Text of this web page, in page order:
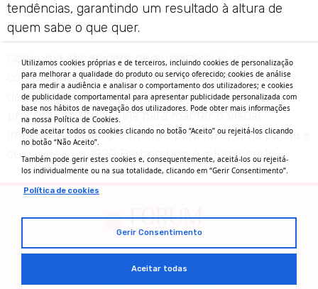
tendências, garantindo um resultado à altura de
quem sabe o que quer.
Com uma abordagem personalizada e um
compromisso com a excelência, tornamo-nos o
destino de quem procura mais do que um corte,
procura um ritual. Seja para manter o visual
impecável ou simplesmente para fazer uma pausa e
cuidar de si, a 1920 Barbershop é o lugar certo.
Utilizamos cookies próprias e de terceiros, incluindo cookies de personalização
para melhorar a qualidade do produto ou serviço oferecido; cookies de análise
para medir a audiência e analisar o comportamento dos utilizadores; e cookies
de publicidade comportamental para apresentar publicidade personalizada com
base nos hábitos de navegação dos utilizadores. Pode obter mais informações
na nossa Política de Cookies.
Pode aceitar todos os cookies clicando no botão “Aceito” ou rejeitá-los clicando
no botão “Não Aceito”.
Também pode gerir estes cookies e, consequentemente, aceitá-los ou rejeitá-
los individualmente ou na sua totalidade, clicando em “Gerir Consentimento”.
Política de cookies
Gerir Consentimento
Aceitar todas